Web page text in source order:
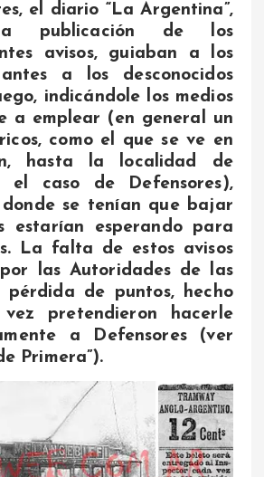
el diario “La Argentina”,
publicación de los
avisos, guiaban a los
a los desconocidos
indicándole los medios
a emplear (en general un
como el que se ve en
hasta la localidad de
el caso de Defensores),
se tenían que bajar
estarían esperando para
La falta de estos avisos
las Autoridades de las
de puntos, hecho
pretendieron hacerle
a Defensores (ver
Primera”).